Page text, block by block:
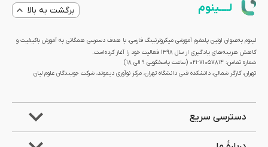
لــــینوم برگشت به بالا
لینوم به‌عنوان اولین پلتفرم آموزشی میکرولرنینگ فارسی، با هدف دسترسی همگانی به آموزش باکیفیت و
کاهش هزینه‌های یادگیری از سال 1398 فعالیت خود را آغاز کرده‌است.
شماره تماس: 71057814-021 (ساعت پاسخگویی ۹ الی ۱۸)
تهران، کارگر شمالی، دانشکده فنی دانشگاه تهران، مرکز نوآوری دیموند، شرکت جویندگان علوم لیان
دسترسی سریع